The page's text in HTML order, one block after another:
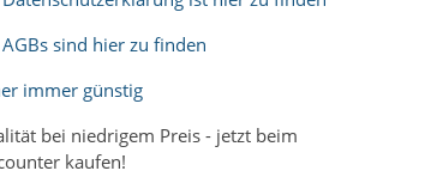
sind hier zu finden
immer günstig
bei niedrigem Preis - jetzt beim
kaufen!